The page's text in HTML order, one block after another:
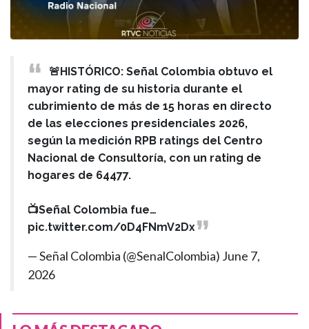
🚨HISTÓRICO: Señal Colombia obtuvo el
mayor rating de su historia durante el
cubrimiento de más de 15 horas en directo
de las elecciones presidenciales 2026,
según la medición RPB ratings del Centro
Nacional de Consultoría, con un rating de
hogares de 64477.
📺Señal Colombia fue…
pic.twitter.com/0D4FNmV2Dx
— Señal Colombia (@SenalColombia) June 7,
2026